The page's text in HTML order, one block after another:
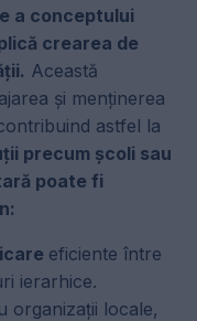
a conceptului
crearea de
Această
și menținerea
astfel la
precum școli sau
poate fi
eficiente între
ierarhice.
organizații locale,